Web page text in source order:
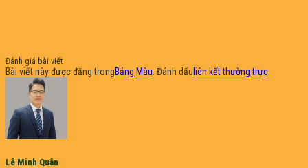
Đánh giá bài viết
Bài viết này được đăng trongBảng Màu . Đánh dấuliên kết thường trực
Lê Minh Quân